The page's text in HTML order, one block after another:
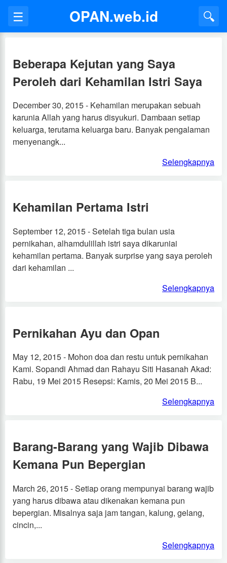
☰ OPAN.web.id 🔍
Beberapa Kejutan yang Saya
Peroleh dari Kehamilan Istri Saya
December 30, 2015 - Kehamilan merupakan sebuah
karunia Allah yang harus disyukuri. Dambaan setiap
keluarga, terutama keluarga baru. Banyak pengalaman
menyenangk...
Selengkapnya
Kehamilan Pertama Istri
September 12, 2015 - Setelah tiga bulan usia
pernikahan, alhamdulillah istri saya dikaruniai
kehamilan pertama. Banyak surprise yang saya peroleh
dari kehamilan ...
Selengkapnya
Pernikahan Ayu dan Opan
May 12, 2015 - Mohon doa dan restu untuk pernikahan
Kami. Sopandi Ahmad dan Rahayu Siti Hasanah Akad:
Rabu, 19 Mei 2015 Resepsi: Kamis, 20 Mei 2015 B...
Selengkapnya
Barang-Barang yang Wajib Dibawa
Kemana Pun Bepergian
March 26, 2015 - Setiap orang mempunyai barang wajib
yang harus dibawa atau dikenakan kemana pun
bepergian. Misalnya saja jam tangan, kalung, gelang,
cincin,...
Selengkapnya